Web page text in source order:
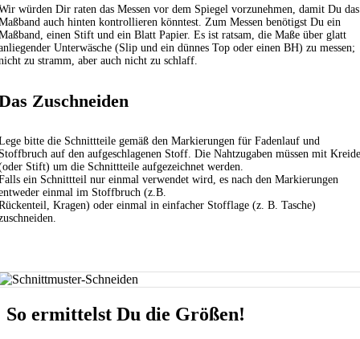
würden Dir raten das Messen vor dem Spiegel vorzunehmen, damit Du das
auch hinten kontrollieren könntest. Zum Messen benötigst Du ein
einen Stift und ein Blatt Papier. Es ist ratsam, die Maße über glatt
Unterwäsche (Slip und ein dünnes Top oder einen BH) zu messen;
zu stramm, aber auch nicht zu schlaff.
Zuschneiden
bitte die Schnittteile gemäß den Markierungen für Fadenlauf und
auf den aufgeschlagenen Stoff. Die Nahtzugaben müssen mit Kreide
Stift) um die Schnittteile aufgezeichnet werden.
ein Schnittteil nur einmal verwendet wird, es nach den Markierungen
einmal im Stoffbruch (z.B.
Kragen) oder einmal in einfacher Stofflage (z. B. Tasche)
So ermittelst Du die Größen!